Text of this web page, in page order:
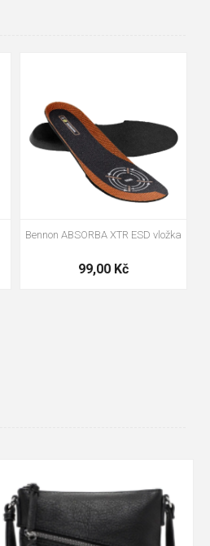
Bennon ABSORBA XTR ESD vložka
99,00 Kč